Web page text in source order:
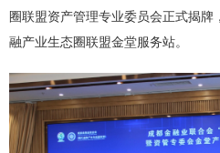
圈联盟资产管理专业委员会正式揭
融产业生态圈联盟金堂服务站。